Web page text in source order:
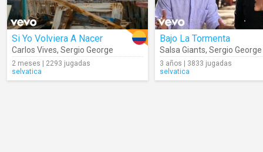
Si Yo Volviera A Nacer
Carlos Vives, Sergio George
2 meses | 2293 jugadas
selvatica
Bajo La Tormenta
Salsa Giants, Sergio George
3 años | 3833 jugadas
selvatica